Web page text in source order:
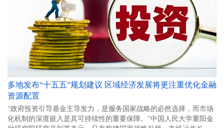
多地发布“十五五”规划建议 区域经济发展将更注重优化金融
资源配置
“政府投资引导基金主导发力，是服务国家战略的必然选择，而市场
化机制的深度嵌入是其可持续性的重要保障。”中国人民大学重阳金